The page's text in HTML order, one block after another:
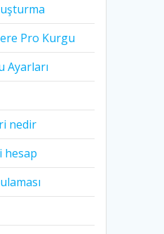
Pro Kurgu
Ayarları
nedir
hesap